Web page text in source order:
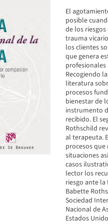
El
posible
de los
trauma
los clientes
que genera
Recogiendo
literatura
procesos
bienestar de
instrumento
recibido. El
Rothschild
al terapeuta.
procesos
situaciones
casos
lector los
riesgo ante
Babette
Sociedad
Nacional de
Estados